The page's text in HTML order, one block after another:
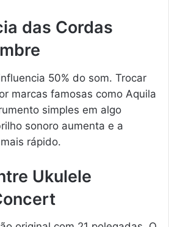
das Cordas
50% do som. Trocar
marcas famosas como Aquila
simples em algo
sonoro aumenta e a
rápido.
Ukulele